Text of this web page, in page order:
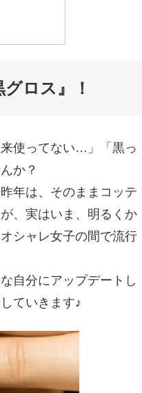
ロス』！
使ってない…」「黒っ
か？
年は、そのままコッテ
、実はいま、明るくか
シャレ女子の間で流行
自分にアップデートし
ていきます♪